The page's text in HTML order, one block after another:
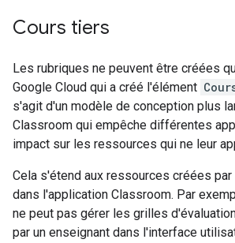
Cours tiers
Les rubriques ne peuvent être créées
Google Cloud qui a créé l'élément
s'agit d'un modèle de conception plus
Classroom qui empêche différentes
impact sur les ressources qui ne leur
Cela s'étend aux ressources créées
dans l'application Classroom. Par
ne peut pas gérer les grilles
par un enseignant dans l'interface